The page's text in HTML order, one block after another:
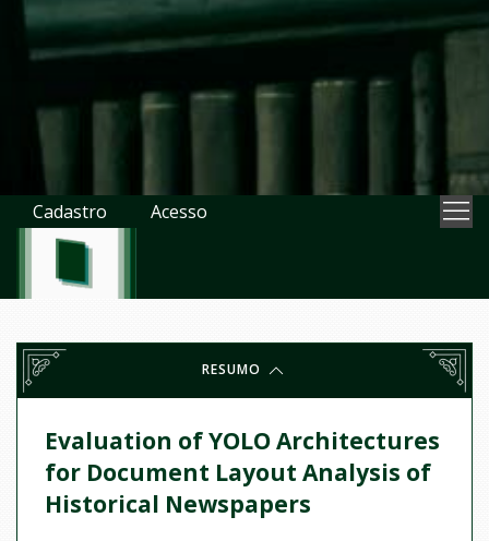
Cadastro Acesso
RESUMO
Evaluation of YOLO Architectures
for Document Layout Analysis of
Historical Newspapers